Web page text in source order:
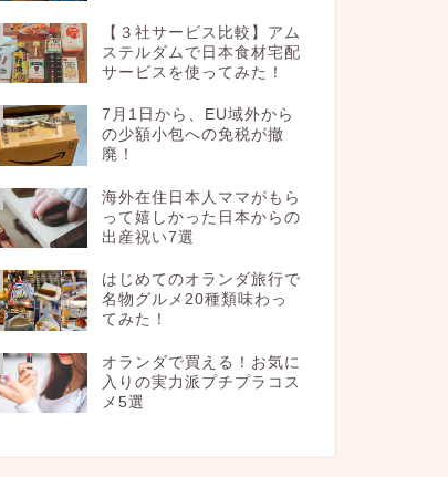
【３社サービス比較】アム
ステルダムで日本食材宅配
サービスを使ってみた！
7月1日から、EU域外から
の少額小包への免税が撤
廃！
海外在住日本人ママがもら
って嬉しかった日本からの
出産祝い7選
はじめてのオランダ旅行で
名物グルメ20種類味わっ
てみた！
オランダで買える！お気に
入りの実力派プチプラコス
メ5選